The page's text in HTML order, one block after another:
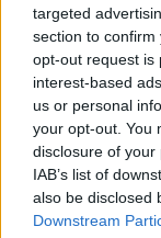
targeted
section to
opt-out request is
interest-based
us or personal
your opt-out. You
disclosure of
IAB’s list of
also be disclosed
Downstream
Fokina
apresentou um
liderado pelo
série, pelo
Alejandro
Um dos
também o
integrado na
de três torneios
“motores
português
Publicado 1
Por Ígor